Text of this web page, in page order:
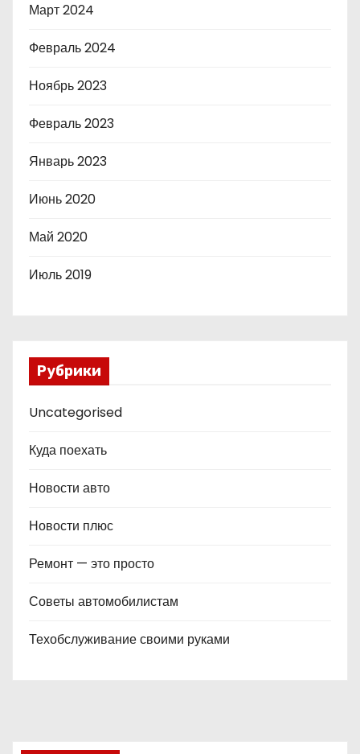
Март 2024
Февраль 2024
Ноябрь 2023
Февраль 2023
Январь 2023
Июнь 2020
Май 2020
Июль 2019
Рубрики
Uncategorised
Куда поехать
Новости авто
Новости плюс
Ремонт — это просто
Советы автомобилистам
Техобслуживание своими руками